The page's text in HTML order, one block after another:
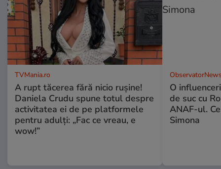
TVMania.ro
A rupt tăcerea fără nicio rușine!
Daniela Crudu spune totul despre
activitatea ei de pe platformele
pentru adulți: „Fac ce vreau, e
wow!”
O
de suc cu
ANAF-ul.
Simona